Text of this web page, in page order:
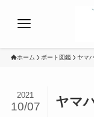
ホーム ボート図鑑 ヤマ
ヤマ
2021
10/07